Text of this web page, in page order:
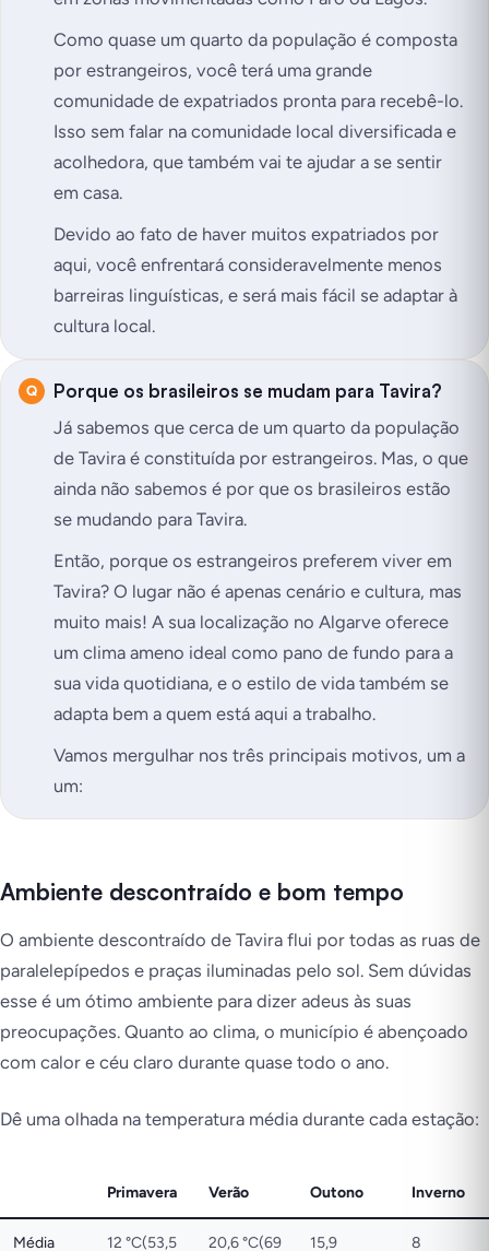
Como quase um quarto da população é composta
por estrangeiros, você terá uma grande
comunidade de expatriados pronta para recebê-lo.
Isso sem falar na comunidade local diversificada e
acolhedora, que também vai te ajudar a se sentir
em casa.
Devido ao fato de haver muitos expatriados por
aqui, você enfrentará consideravelmente menos
barreiras linguísticas, e será mais fácil se adaptar à
cultura local.
Porque os brasileiros se mudam para Tavira?
Já sabemos que cerca de um quarto da população
de Tavira é constituída por estrangeiros. Mas, o que
ainda não sabemos é por que os brasileiros estão
se mudando para Tavira.
Então, porque os estrangeiros preferem viver em
Tavira? O lugar não é apenas cenário e cultura, mas
muito mais! A sua localização no Algarve oferece
um clima ameno ideal como pano de fundo para a
sua vida quotidiana, e o estilo de vida também se
adapta bem a quem está aqui a trabalho.
Vamos mergulhar nos três principais motivos, um a
um:
Ambiente descontraído e bom tempo
O ambiente descontraído de Tavira flui por todas as ruas de
paralelepípedos e praças iluminadas pelo sol. Sem dúvidas
esse é um ótimo ambiente para dizer adeus às suas
preocupações. Quanto ao clima, o município é abençoado
com calor e céu claro durante quase todo o ano.
Dê uma olhada na temperatura média durante cada estação:
Primavera Verão Outono Inverno
Média 12 °C(53,5 20,6 °C(69 15,9 8